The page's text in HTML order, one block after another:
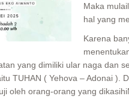
Maka
hal yang
Karena
yang dimiliki ular naga dan
TUHAN ( Yehova – Adonai ).
oleh orang-orang yang